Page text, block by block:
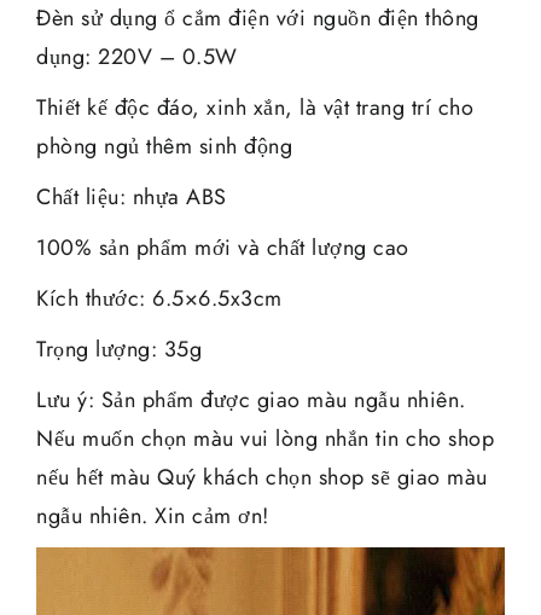
Đèn sử dụng ổ cắm điện với nguồn điện thông
dụng: 220V – 0.5W
Thiết kế độc đáo, xinh xắn, là vật trang trí cho
phòng ngủ thêm sinh động
Chất liệu: nhựa ABS
100% sản phẩm mới và chất lượng cao
Kích thước: 6.5×6.5x3cm
Trọng lượng: 35g
Lưu ý: Sản phẩm được giao màu ngẫu nhiên.
Nếu muốn chọn màu vui lòng nhắn tin cho shop
nếu hết màu Quý khách chọn shop sẽ giao màu
ngẫu nhiên. Xin cảm ơn!